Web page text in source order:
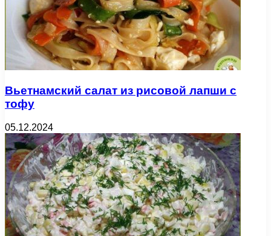
Вьетнамский салат из рисовой лапши с
тофу
05.12.2024